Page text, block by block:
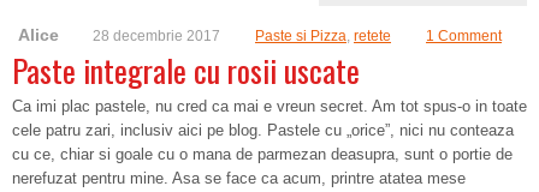
Alice 28 decembrie 2017 Paste si Pizza, retete 1 Comment
Paste integrale cu rosii uscate
Ca imi plac pastele, nu cred ca mai e vreun secret. Am tot spus-o in toate
cele patru zari, inclusiv aici pe blog. Pastele cu „orice”, nici nu conteaza
cu ce, chiar si goale cu o mana de parmezan deasupra, sunt o portie de
nerefuzat pentru mine. Asa se face ca acum, printre atatea mese